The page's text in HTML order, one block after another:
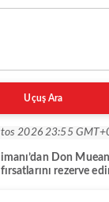
Uçuş Ara
2026 23:55
Don
rezerve